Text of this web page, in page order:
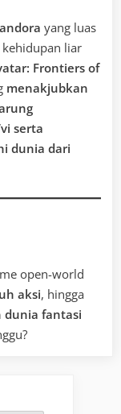
yang luas
kehidupan liar
Frontiers of
menakjubkan
serta
dunia dari
open-world
aksi, hingga
dunia fantasi